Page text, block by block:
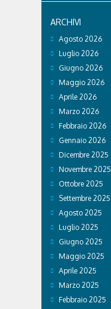
ARCHIVI
Agosto 2026
Luglio 2026
Giugno 2026
Maggio 2026
Aprile 2026
Marzo 2026
Febbraio 2026
Gennaio 2026
Dicembre 2025
Novembre 2025
Ottobre 2025
Settembre 2025
Agosto 2025
Luglio 2025
Giugno 2025
Maggio 2025
Aprile 2025
Marzo 2025
Febbraio 2025